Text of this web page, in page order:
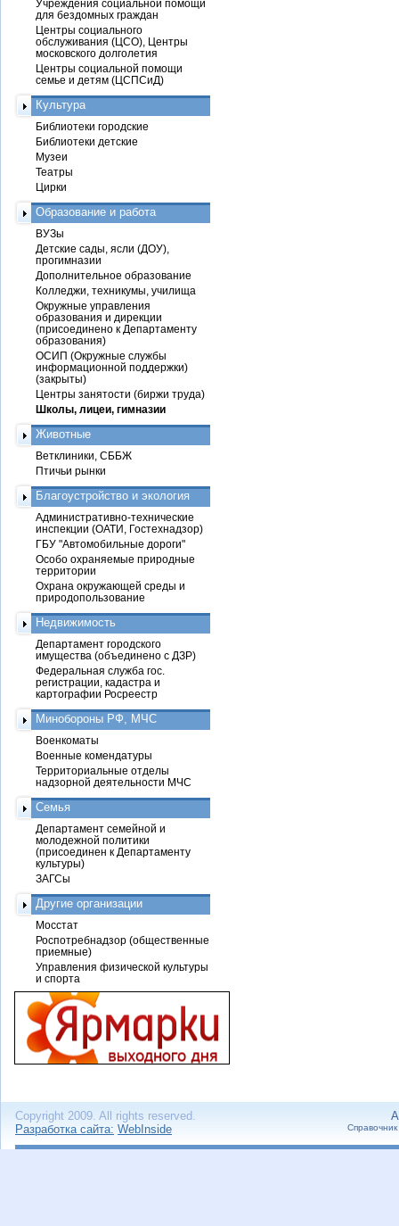
Учреждения социальной помощи
для бездомных граждан
Центры социального
обслуживания (ЦСО), Центры
московского долголетия
Центры социальной помощи
семье и детям (ЦСПСиД)
Культура
Библиотеки городские
Библиотеки детские
Музеи
Театры
Цирки
Образование и работа
ВУЗы
Детские сады, ясли (ДОУ),
прогимназии
Дополнительное образование
Колледжи, техникумы, училища
Окружные управления
образования и дирекции
(присоединено к Департаменту
образования)
ОСИП (Окружные службы
информационной поддержки)
(закрыты)
Центры занятости (биржи труда)
Школы, лицеи, гимназии
Животные
Ветклиники, СББЖ
Птичьи рынки
Благоустройство и экология
Административно-технические
инспекции (ОАТИ, Гостехнадзор)
ГБУ "Автомобильные дороги"
Особо охраняемые природные
территории
Охрана окружающей среды и
природопользование
Недвижимость
Департамент городского
имущества (объединено с ДЗР)
Федеральная служба гос.
регистрации, кадастра и
картографии Росреестр
Минобороны РФ, МЧС
Военкоматы
Военные комендатуры
Территориальные отделы
надзорной деятельности МЧС
Семья
Департамент семейной и
молодежной политики
(присоединен к Департаменту
культуры)
ЗАГСы
Другие организации
Мосстат
Роспотребнадзор (общественные
приемные)
Управления физической культуры
и спорта
Copyright 2009. All rights reserved.
Разработка сайта: WebInside